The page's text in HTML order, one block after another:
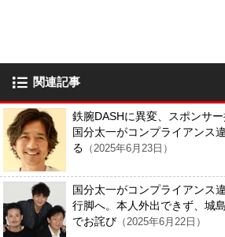
関連記事
鉄腕DASHに異変、スポンサ
国分太一がコンプライアンス
る （2025年6月23日）
国分太一がコンプライアンス
行脚へ。本人外出できず、城
でお詫び （2025年6月22日）